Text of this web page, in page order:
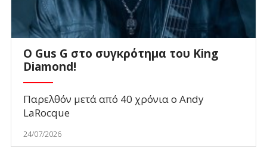
O Gus G στο συγκρότημα του King
Diamond!
Παρελθόν μετά από 40 χρόνια ο Andy
LaRocque
24/07/2026